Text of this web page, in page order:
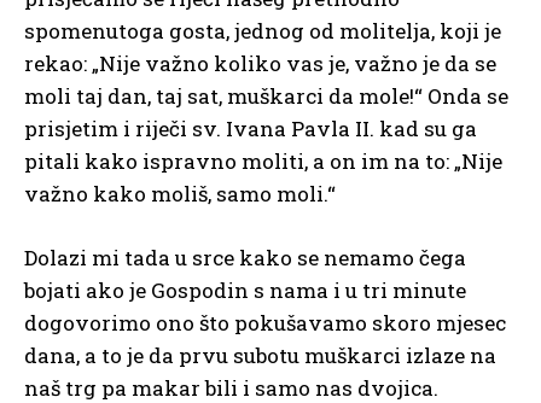
spomenutoga gosta, jednog od molitelja, koji je
rekao: „Nije važno koliko vas je, važno je da se
moli taj dan, taj sat, muškarci da mole!“ Onda se
prisjetim i riječi sv. Ivana Pavla II. kad su ga
pitali kako ispravno moliti, a on im na to: „Nije
važno kako moliš, samo moli.“
Dolazi mi tada u srce kako se nemamo čega
bojati ako je Gospodin s nama i u tri minute
dogovorimo ono što pokušavamo skoro mjesec
dana, a to je da prvu subotu muškarci izlaze na
naš trg pa makar bili i samo nas dvojica.